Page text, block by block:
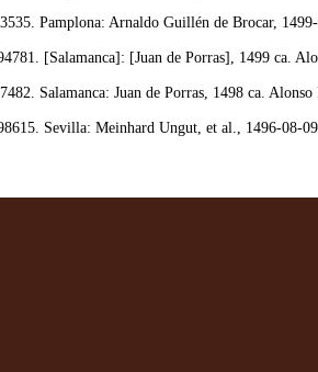
Pamplona: Arnaldo Guillén de Brocar,
[Salamanca]: [Juan de Porras], 1499 ca.
Salamanca: Juan de Porras, 1498 ca.
Sevilla: Meinhard Ungut, et al., 1496-08-